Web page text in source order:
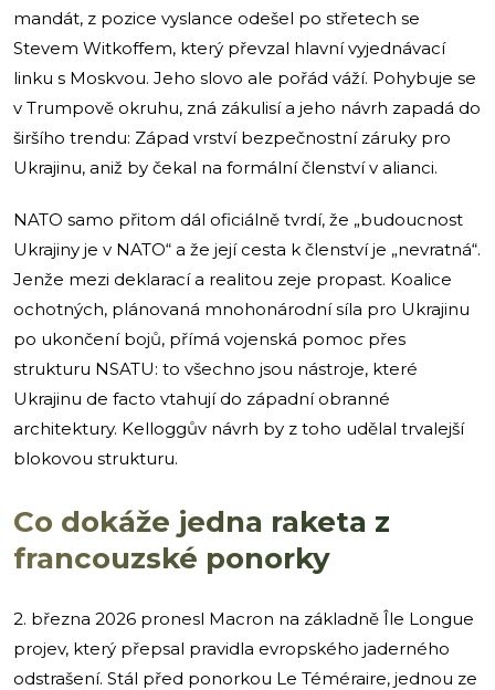
mandát, z pozice vyslance odešel po střetech se
Stevem Witkoffem, který převzal hlavní vyjednávací
linku s Moskvou. Jeho slovo ale pořád váží. Pohybuje se
v Trumpově okruhu, zná zákulisí a jeho návrh zapadá do
širšího trendu: Západ vrství bezpečnostní záruky pro
Ukrajinu, aniž by čekal na formální členství v alianci.
NATO samo přitom dál oficiálně tvrdí, že „budoucnost
Ukrajiny je v NATO“ a že její cesta k členství je „nevratná“.
Jenže mezi deklarací a realitou zeje propast. Koalice
ochotných, plánovaná mnohonárodní síla pro Ukrajinu
po ukončení bojů, přímá vojenská pomoc přes
strukturu NSATU: to všechno jsou nástroje, které
Ukrajinu de facto vtahují do západní obranné
architektury. Kelloggův návrh by z toho udělal trvalejší
blokovou strukturu.
Co dokáže jedna raketa z
francouzské ponorky
2. března 2026 pronesl Macron na základně Île Longue
projev, který přepsal pravidla evropského jaderného
odstrašení. Stál před ponorkou Le Téméraire, jednou ze